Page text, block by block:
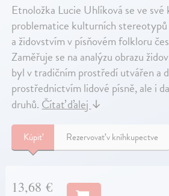
Etnoložka Lucie Uhlíková se ve své
problematice kulturních stereotypů
a židovstvím v písňovém folkloru
Zaměřuje se na analýzu obrazu
byl v tradičním prostředí utvářen a
prostřednictvím lidové písně, ale i
druhů. Čítať ďalej ↓
Kúpiť Rezervovať v kníhkupectve
13,68 €